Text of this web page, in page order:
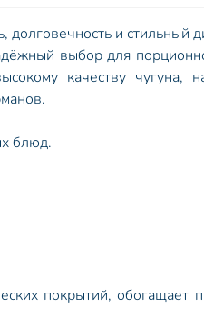
долговечность и стильный
выбор для
качеству чугуна,
блюд.
покрытий, обогащает